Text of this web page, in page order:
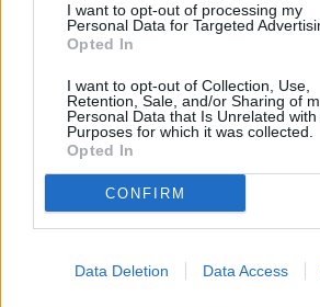
I want to opt-out of processing my
Personal Data for Targeted
Opted In
I want to opt-out of Collection, Use,
Retention, Sale, and/or Sharing of
Personal Data that Is Unrelated
Purposes for which it was collected.
Opted In
CONFIRM
Data Deletion Data Access
χώρες που
20:41, 26 Ιουνίου 2026
ΑΑΔΕ:
ευρώ στις
18:10, 24 Ιουνίου